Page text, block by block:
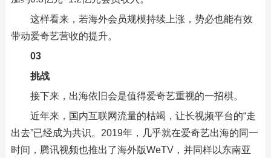
这样看来，若海外会员规模持续上涨，势必也能有效
带动爱奇艺营收的提升。
03
挑战
接下来，出海依旧会是值得爱奇艺重视的一招棋。
近年来，国内互联网流量的枯竭，让长视频平台的“走
出去”已经成为共识。2019年，几乎就在爱奇艺出海的同一
时间，腾讯视频也推出了海外版WeTV，并同样以东南亚